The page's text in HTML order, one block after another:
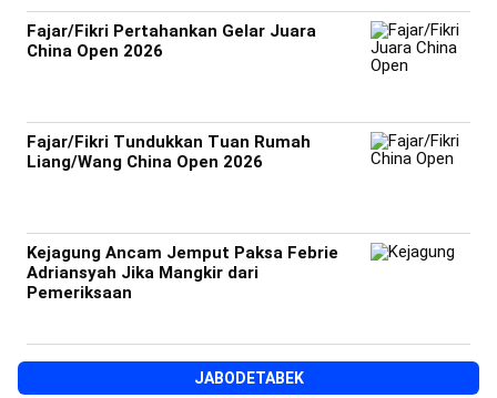
Fajar/Fikri Pertahankan Gelar Juara
China Open 2026
Fajar/Fikri Tundukkan Tuan Rumah
Liang/Wang China Open 2026
Kejagung Ancam Jemput Paksa Febrie
Adriansyah Jika Mangkir dari
Pemeriksaan
JABODETABEK